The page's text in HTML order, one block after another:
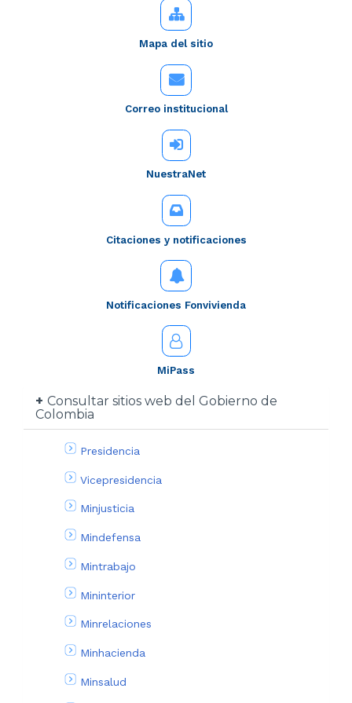
Mapa del sitio
Correo institucional
NuestraNet
Citaciones y notificaciones
Notificaciones Fonvivienda
MiPass
Consultar sitios web del Gobierno de
Colombia
Presidencia
Vicepresidencia
Minjusticia
Mindefensa
Mintrabajo
Mininterior
Minrelaciones
Minhacienda
Minsalud